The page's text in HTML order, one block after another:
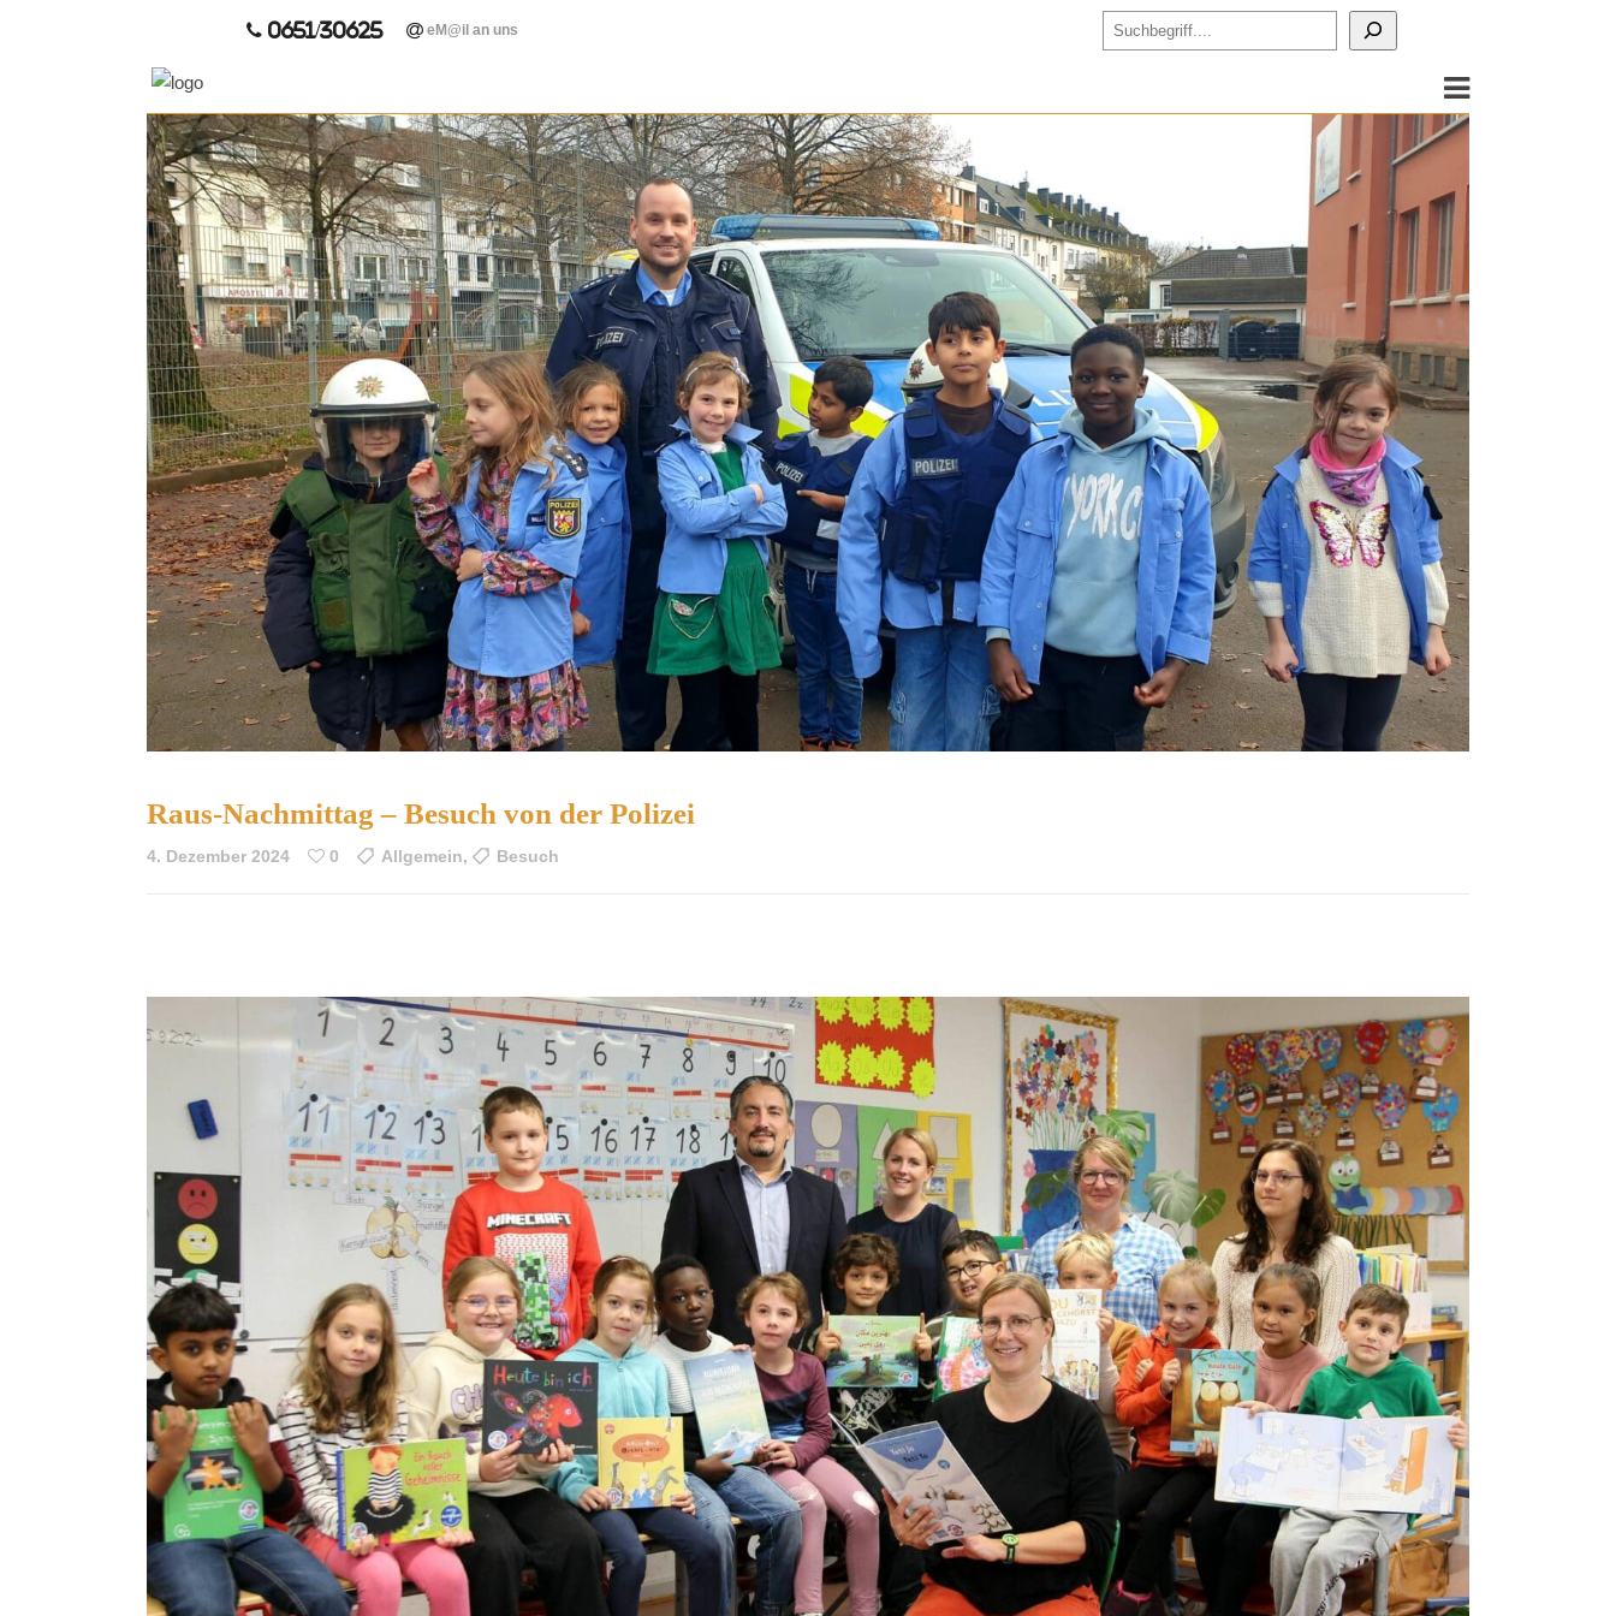
0651/30625 eM@il an uns
Raus-Nachmittag – Besuch von der Polizei
4. Dezember 2024 0 Allgemein, Besuch